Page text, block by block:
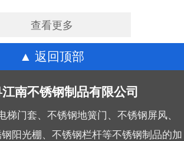
质，后期容易出现生锈、变色等问题。
下面分享几个实操性强的辨
查看更多
返回顶部
南不锈钢制品有限公司
梯门套、不锈钢地簧门、不锈钢屏风、
阳光棚、不锈钢栏杆等不锈钢制品的加